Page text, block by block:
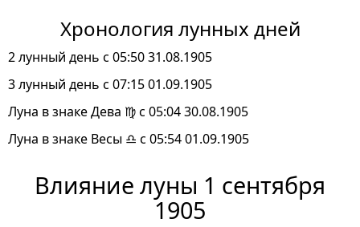
Хронология лунных дней
2 лунный день с 05:50 31.08.1905
3 лунный день с 07:15 01.09.1905
Луна в знаке Дева ♍ с 05:04 30.08.1905
Луна в знаке Весы ♎ с 05:54 01.09.1905
Влияние луны 1 сентября
1905